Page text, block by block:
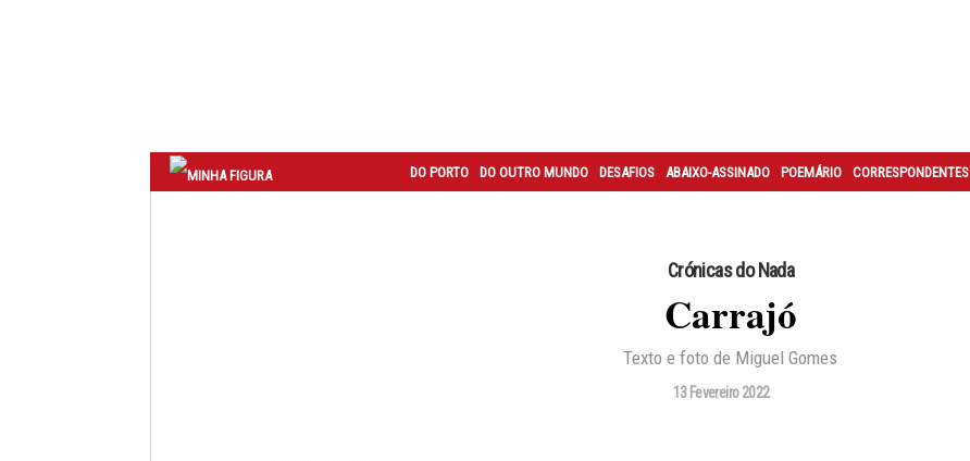
DO PORTO DO OUTRO MUNDO DESAFIOS ABAIXO-ASSINADO POEMÁRIO CORRESPONDENTES
Crónicas do Nada
Carrajó
Texto e foto de Miguel Gomes
13 Fevereiro 2022